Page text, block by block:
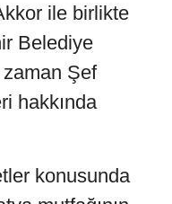
ile birlikte
Belediye
Şef
hakkında
konusunda